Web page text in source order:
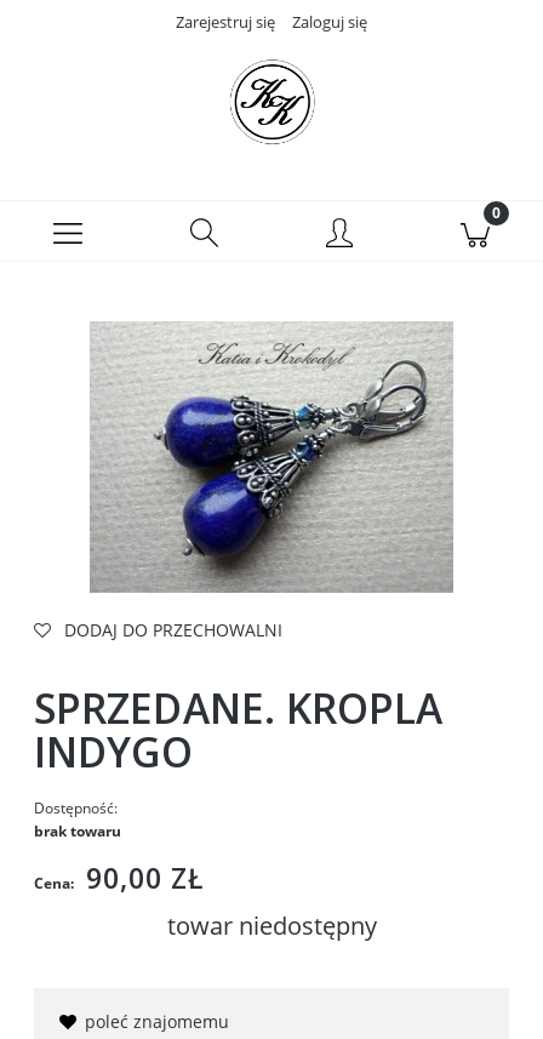
Zarejestruj się Zaloguj się
DODAJ DO PRZECHOWALNI
SPRZEDANE. KROPLA
INDYGO
Dostępność:
brak towaru
Cena: 90,00 ZŁ
towar niedostępny
poleć znajomemu